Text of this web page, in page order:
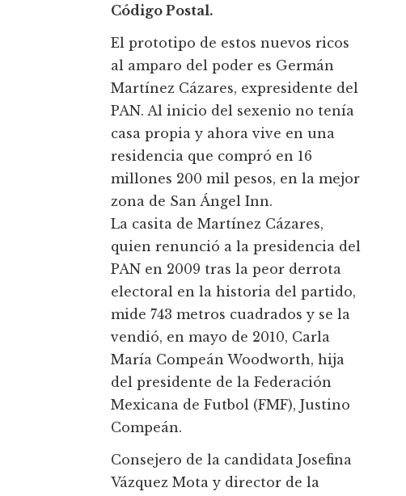
Código Postal.
El prototipo de estos nuevos ricos
al amparo del poder es Germán
Martínez Cázares, expresidente del
PAN. Al inicio del sexenio no tenía
casa propia y ahora vive en una
residencia que compró en 16
millones 200 mil pesos, en la mejor
zona de San Ángel Inn.
La casita de Martínez Cázares,
quien renunció a la presidencia del
PAN en 2009 tras la peor derrota
electoral en la historia del partido,
mide 743 metros cuadrados y se la
vendió, en mayo de 2010, Carla
María Compeán Woodworth, hija
del presidente de la Federación
Mexicana de Futbol (FMF), Justino
Compeán.
Consejero de la candidata Josefina
Vázquez Mota y director de la